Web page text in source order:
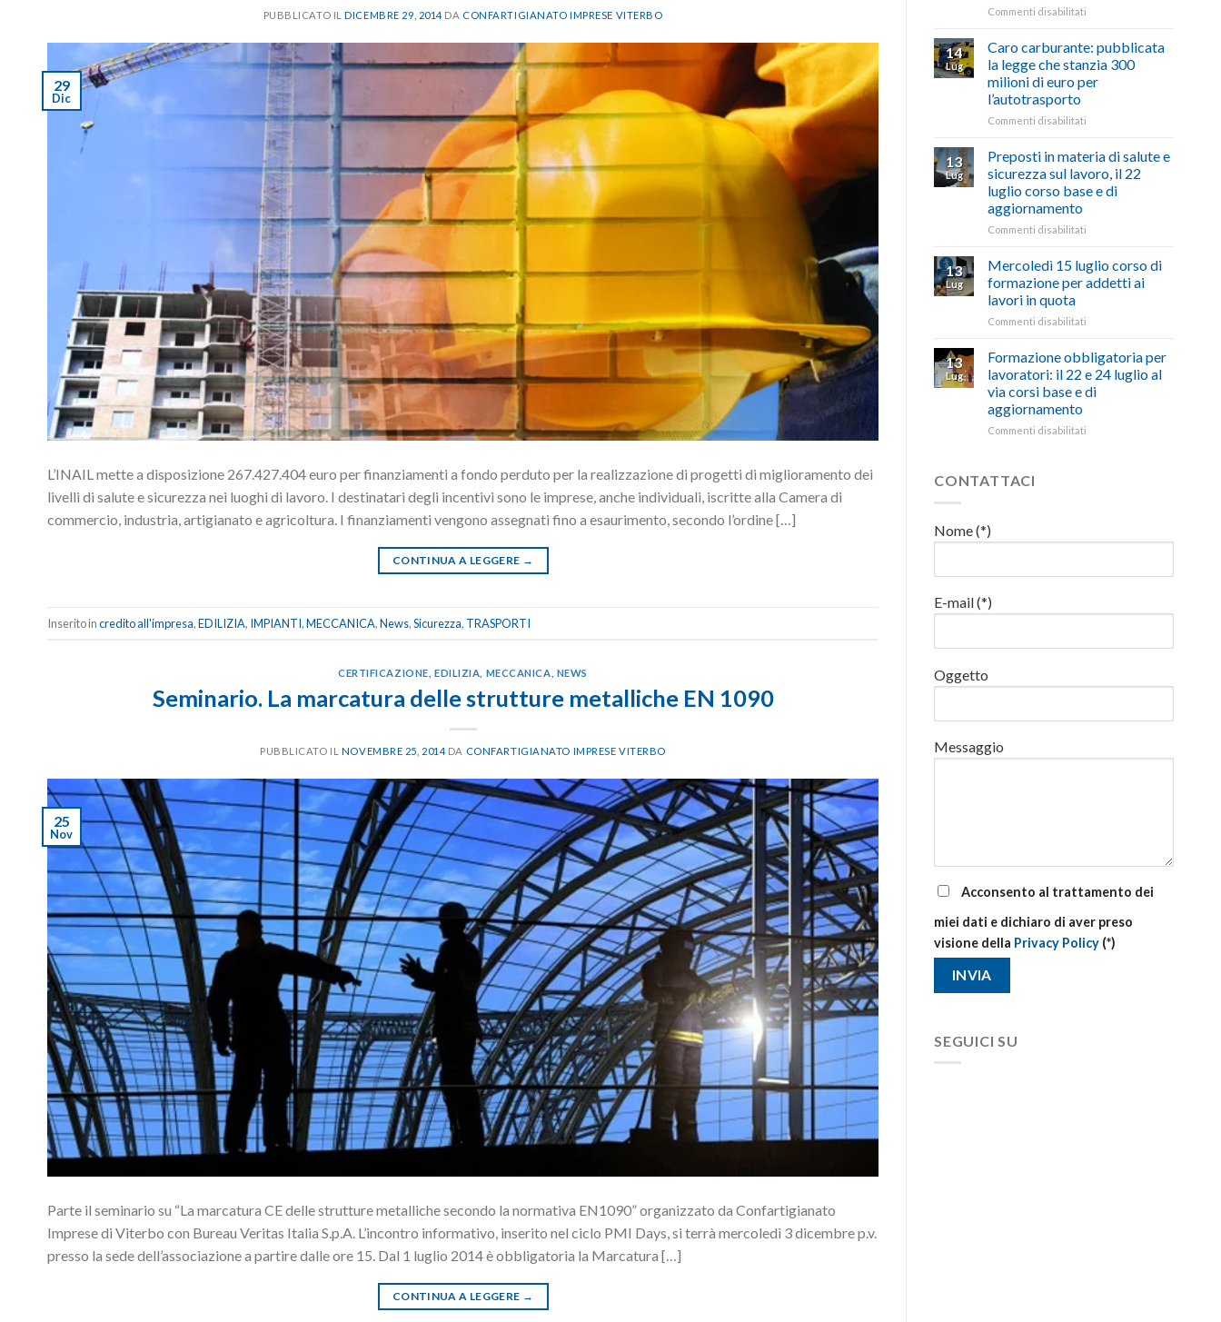
PUBBLICATO ILDICEMBRE 29, 2014 DA CONFARTIGIANATO IMPRESE VITERBO
29
Dic
L’INAIL mette a disposizione 267.427.404 euro per finanziamenti a fondo perduto per la realizzazione di progetti di miglioramento dei
livelli di salute e sicurezza nei luoghi di lavoro. I destinatari degli incentivi sono le imprese, anche individuali, iscritte alla Camera di
commercio, industria, artigianato e agricoltura. I finanziamenti vengono assegnati fino a esaurimento, secondo l’ordine […]
CONTINUA A LEGGERE →
Inserito incredito all'impresa,EDILIZIA, IMPIANTI,MECCANICA,News,Sicurezza, TRASPORTI
CERTIFICAZIONE EDILIZIA MECCANICA NEWS
Seminario. La marcatura delle strutture metalliche EN 1090
PUBBLICATO IL NOVEMBRE 25, 2014 DA CONFARTIGIANATO IMPRESE VITERBO
25
Nov
Parte il seminario su “La marcatura CE delle strutture metalliche secondo la normativa EN1090” organizzato da Confartigianato
Imprese di Viterbo con Bureau Veritas Italia S.p.A. L’incontro informativo, inserito nel ciclo PMI Days, si terrà mercoledì 3 dicembre p.v.
presso la sede dell’associazione a partire dalle ore 15. Dal 1 luglio 2014 è obbligatoria la Marcatura […]
CONTINUA A LEGGERE →
ascoltare,
non
si
con
battute
ironiche
Commenti disabilitati
quinquies
Viterbo,
Confartigianato:
richiesta
nell’interesse
di
imprese
14
Lug
Caro carburante: pubblicata
la legge che stanzia 300
milioni di euro per
l’autotrasporto
Commenti disabilitati
carburante:
la
legge
milioni
di
euro
13
Lug
Preposti in materia di salute e
sicurezza sul lavoro, il 22
luglio corso base e di
aggiornamento
Commenti disabilitati
materia
di
sul
lavoro,
il
22
13
Lug
Mercoledì 15 luglio corso di
formazione per addetti ai
lavori in quota
Commenti disabilitati
15
luglio
corso
di
13
Lug
Formazione obbligatoria per
lavoratori: il 22 e 24 luglio al
via corsi base e di
aggiornamento
Commenti disabilitati
corsi
e
CONTATTACI
Nome (*)
E-mail (*)
Oggetto
Messaggio
Acconsento al trattamento dei
miei dati e dichiaro di aver preso
visione della Privacy Policy (*)
SEGUICI SU